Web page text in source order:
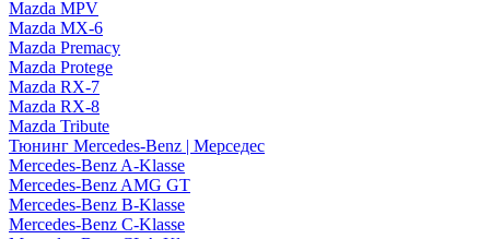
Mazda MPV
Mazda MX-6
Mazda Premacy
Mazda Protege
Mazda RX-7
Mazda RX-8
Mazda Tribute
Тюнинг Mercedes-Benz | Мерседес
Mercedes-Benz A-Klasse
Mercedes-Benz AMG GT
Mercedes-Benz B-Klasse
Mercedes-Benz C-Klasse